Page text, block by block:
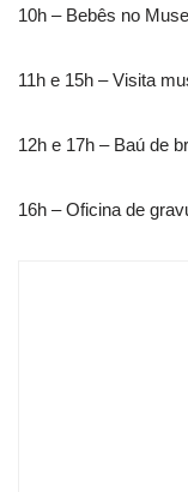
10h – Bebês no
11h e 15h – Visita
12h e 17h – Baú de
16h – Oficina de